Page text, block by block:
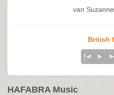
van
British
HAFABRA Music